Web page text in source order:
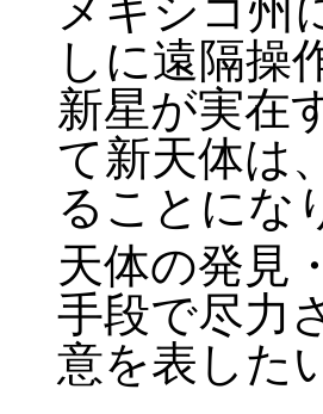
メキシコ州
しに遠隔操
新星が実在
て新天体は
ることにな
天体の発見
手段で尽力
意を表した